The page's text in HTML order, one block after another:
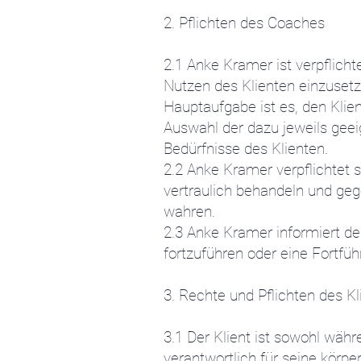
2. Pflichten des Coaches
2.1 Anke Kramer ist
Nutzen des Klienten
Hauptaufgabe ist es, den
Auswahl der dazu jeweils
Bedürfnisse des Klienten.
2.2 Anke Kramer verpflichtet
vertraulich behandeln und
wahren.
2.3 Anke Kramer informiert
fortzuführen oder eine
3. Rechte und Pflichten des
3.1 Der Klient ist sowohl